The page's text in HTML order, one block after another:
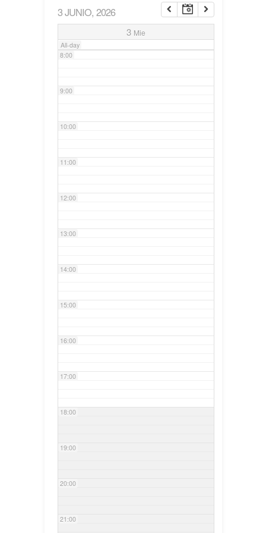
3 JUNIO, 2026
3 Mie
All-day
7:00
8:00
9:00
10:00
11:00
12:00
13:00
14:00
15:00
16:00
17:00
18:00
19:00
20:00
21:00